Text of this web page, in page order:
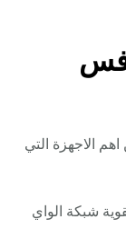
الاجهزة التي
شبكة الواي